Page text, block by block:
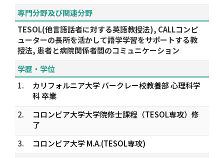
専門分野及び関連分野
TESOL(他言語話者に対する英語教授法), CALLコンピ
ューターの長所を活かして語学学習をサポートする教
授法, 患者と病院関係者間のコミュニケーション
学歴・学位
1.
カリフォルニア大学 バークレー校教養部 心理科学
科 卒業
2.
コロンビア大学大学院修士課程（TESOL専攻）修
了
3.
コロンビア大学 M.A.(TESOL専攻)